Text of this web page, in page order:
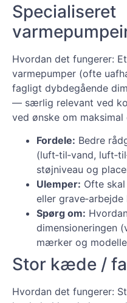
Specialiseret
Hvordan det fungerer:
varmepumper (ofte
fagligt dybdegående
— særlig relevant ved
ved ønske om
Fordele: Bedre
(luft‑til‑vand,
støjniveau og
Ulemper: Ofte
eller grave‑arbejde
Spørg om:
dimensioneringen
mærker og
Stor kæde /
Hvordan det fungerer: